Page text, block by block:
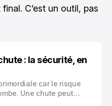
C’est un outil, pas
: la sécurité, en
car le risque
Une chute peut